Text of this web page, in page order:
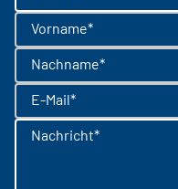
Vorname*
Nachname*
E-Mail*
Nachricht*